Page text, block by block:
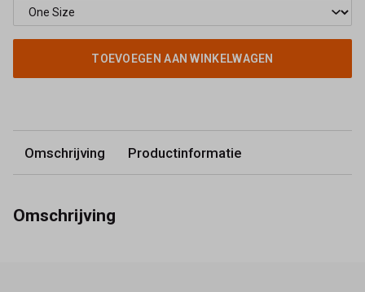
TOEVOEGEN AAN WINKELWAGEN
Omschrijving Productinformatie
Omschrijving